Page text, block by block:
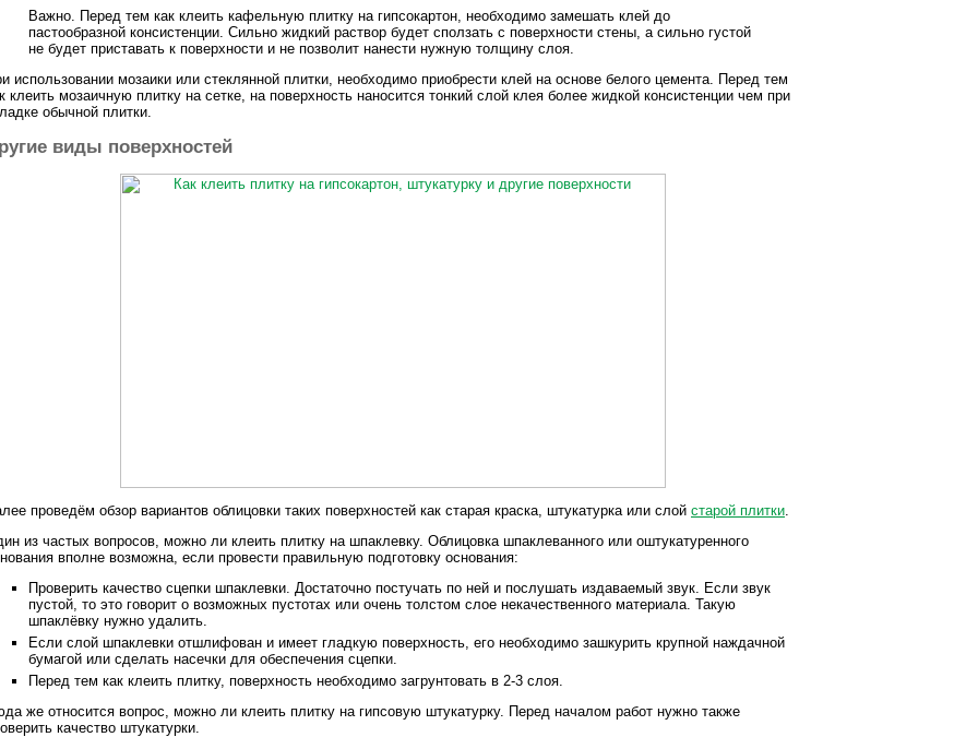
Важно. Перед тем как клеить кафельную плитку на гипсокартон, необходимо замешать клей до
пастообразной консистенции. Сильно жидкий раствор будет сползать с поверхности стены, а сильно густой
не будет приставать к поверхности и не позволит нанести нужную толщину слоя.
использовании мозаики или стеклянной плитки, необходимо приобрести клей на основе белого цемента. Перед тем
клеить мозаичную плитку на сетке, на поверхность наносится тонкий слой клея более жидкой консистенции чем при
обычной плитки.
виды поверхностей
проведём обзор вариантов облицовки таких поверхностей как старая краска, штукатурка или слой старой плитки.
из частых вопросов, можно ли клеить плитку на шпаклевку. Облицовка шпаклеванного или оштукатуренного
вполне возможна, если провести правильную подготовку основания:
Проверить качество сцепки шпаклевки. Достаточно постучать по ней и послушать издаваемый звук. Если звук
пустой, то это говорит о возможных пустотах или очень толстом слое некачественного материала. Такую
шпаклёвку нужно удалить.
Если слой шпаклевки отшлифован и имеет гладкую поверхность, его необходимо зашкурить крупной наждачной
бумагой или сделать насечки для обеспечения сцепки.
Перед тем как клеить плитку, поверхность необходимо загрунтовать в 2-3 слоя.
же относится вопрос, можно ли клеить плитку на гипсовую штукатурку. Перед началом работ нужно также
качество штукатурки.